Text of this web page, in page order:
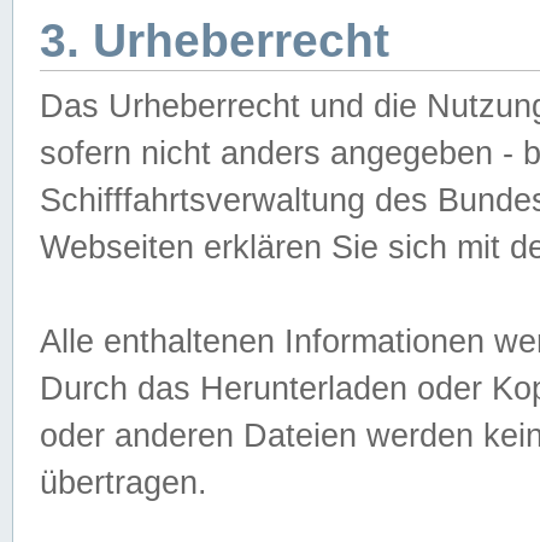
3. Urheberrecht
Das Urheberrecht und die
sofern nicht anders angegeben -
Schifffahrtsverwaltung des
Webseiten erklären Sie sich mit
Alle enthaltenen Informationen
Durch das Herunterladen oder
oder anderen Dateien werden
übertragen.